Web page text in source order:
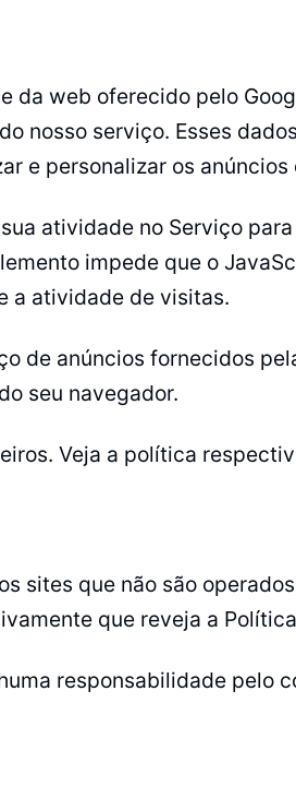
da web oferecido pelo
nosso serviço. Esses
e personalizar os
atividade no Serviço
impede que o
a atividade de visitas.
de anúncios fornecidos
seu navegador.
Veja a política
sites que não são
que reveja a
responsabilidade